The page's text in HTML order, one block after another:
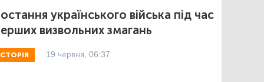
українського війська під час
визвольних змагань
19 червня, 06:37